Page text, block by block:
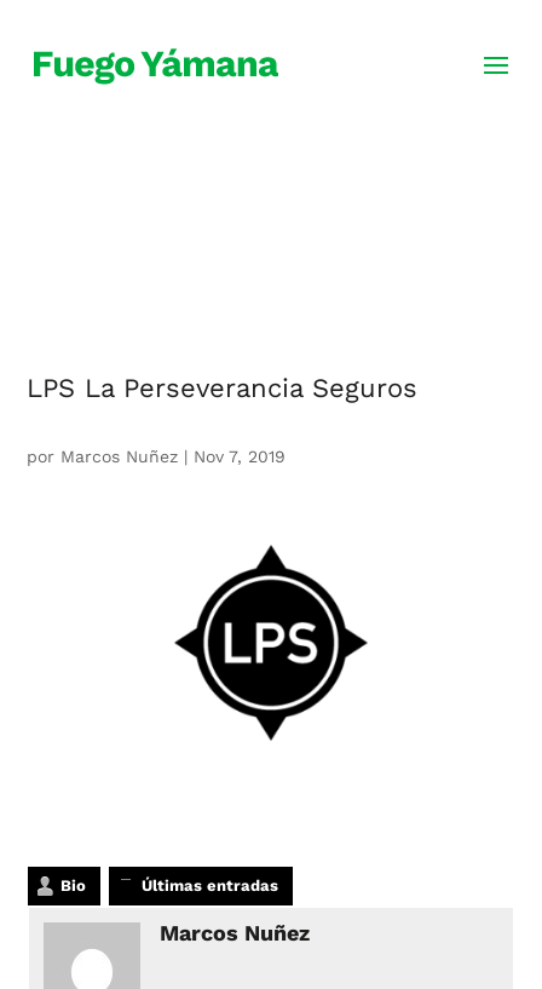
LPS La Perseverancia Seguros
por Marcos Nuñez | Nov 7, 2019
Bio Últimas entradas
Marcos Nuñez